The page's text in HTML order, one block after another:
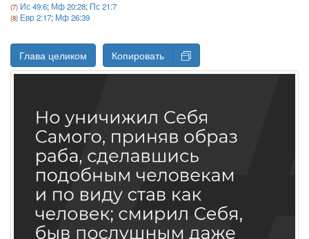
Ис 49:6; Мф 20:28; Пс 21:7
Евр 2:17; Мф 26:39
Глава целиком Копировать